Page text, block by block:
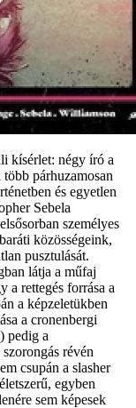
kísérlet: négy író a
párhuzamosan
és egyetlen
Sebela
személyes
közösségeink,
pusztulását.
látja a műfaj
a rettegés forrása a
a képzeletükben
a cronenbergi
pedig a
révén
csupán a slasher
egyben
sem képesek